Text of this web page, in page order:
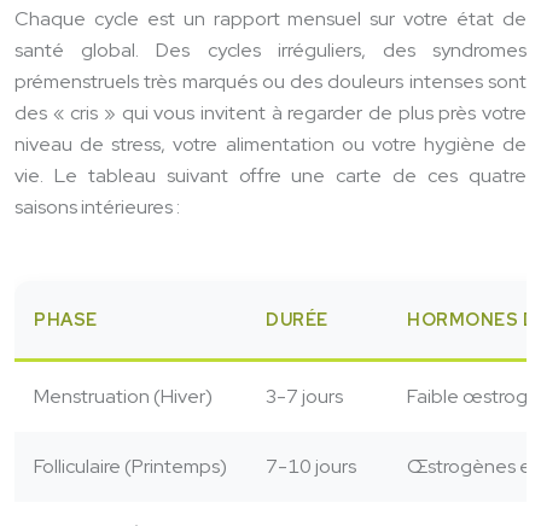
Chaque cycle est un rapport mensuel sur votre état de
santé global. Des cycles irréguliers, des syndromes
prémenstruels très marqués ou des douleurs intenses sont
des « cris » qui vous invitent à regarder de plus près votre
niveau de stress, votre alimentation ou votre hygiène de
vie. Le tableau suivant offre une carte de ces quatre
saisons intérieures :
PHASE DURÉE HORMONES
Menstruation (Hiver) 3-7 jours Faible
Folliculaire (Printemps) 7-10 jours Œstrogènes